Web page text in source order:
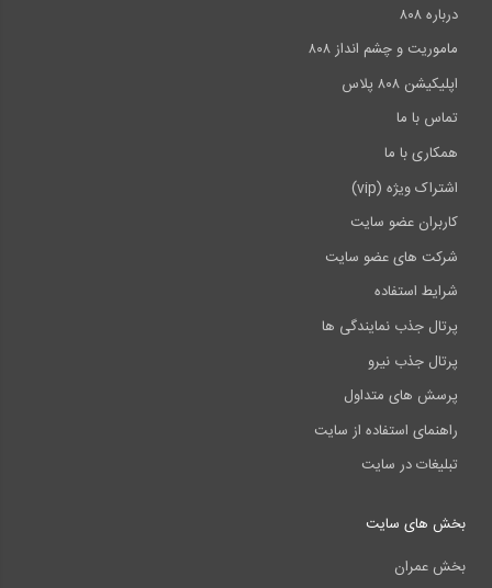
درباره ۸۰۸
ماموریت و چشم انداز ۸۰۸
اپلیکیشن ۸۰۸ پلاس
تماس با ما
همکاری با ما
اشتراک ویژه (vip)
کاربران عضو سایت
شرکت های عضو سایت
شرایط استفاده
پرتال جذب نمایندگی ها
پرتال جذب نیرو
پرسش های متداول
راهنمای استفاده از سایت
تبلیغات در سایت
بخش های سایت
بخش عمران